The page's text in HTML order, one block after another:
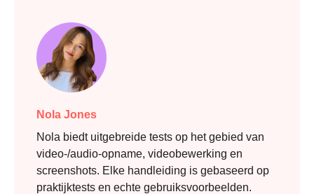
Nola Jones
Nola biedt uitgebreide tests op het gebied van
video-/audio-opname, videobewerking en
screenshots. Elke handleiding is gebaseerd op
praktijktests en echte gebruiksvoorbeelden.